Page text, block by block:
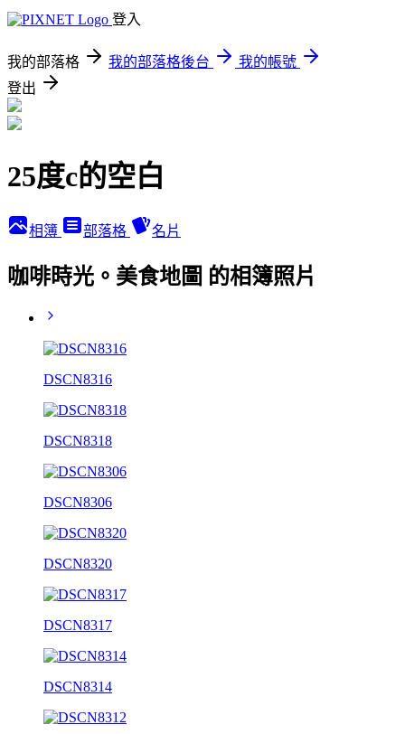
登入
我的部落格 我的部落格後台
我的帳號
登出
25度c的空白
相簿 部落格 名片
咖啡時光。美食地圖 的相簿照片
DSCN8316
DSCN8318
DSCN8306
DSCN8320
DSCN8317
DSCN8314